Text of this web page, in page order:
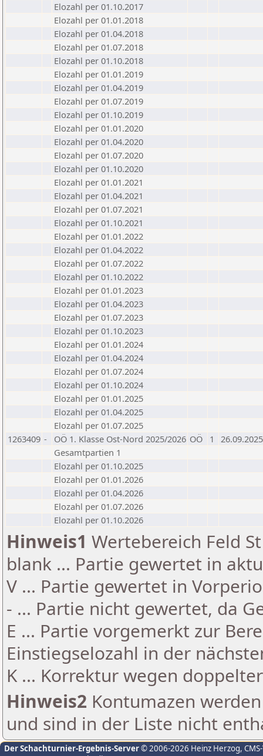
Elozahl per 01.10.2017
Elozahl per 01.01.2018
Elozahl per 01.04.2018
Elozahl per 01.07.2018
Elozahl per 01.10.2018
Elozahl per 01.01.2019
Elozahl per 01.04.2019
Elozahl per 01.07.2019
Elozahl per 01.10.2019
Elozahl per 01.01.2020
Elozahl per 01.04.2020
Elozahl per 01.07.2020
Elozahl per 01.10.2020
Elozahl per 01.01.2021
Elozahl per 01.04.2021
Elozahl per 01.07.2021
Elozahl per 01.10.2021
Elozahl per 01.01.2022
Elozahl per 01.04.2022
Elozahl per 01.07.2022
Elozahl per 01.10.2022
Elozahl per 01.01.2023
Elozahl per 01.04.2023
Elozahl per 01.07.2023
Elozahl per 01.10.2023
Elozahl per 01.01.2024
Elozahl per 01.04.2024
Elozahl per 01.07.2024
Elozahl per 01.10.2024
Elozahl per 01.01.2025
Elozahl per 01.04.2025
Elozahl per 01.07.2025
1263409 - OÖ 1. Klasse Ost-Nord 2025/2026 OÖ 1
26.09.2025
Gesamtpartien 1
Elozahl per 01.10.2025
Elozahl per 01.01.2026
Elozahl per 01.04.2026
Elozahl per 01.07.2026
Elozahl per 01.10.2026
Hinweis1 Wertebereich Feld
blank ... Partie gewertet in
V ... Partie gewertet in
- ... Partie nicht gewertet, da
E ... Partie vorgemerkt zur
Einstiegselozahl in der
K ... Korrektur wegen
Hinweis2 Kontumazen
und sind in der Liste nicht
Der Schachturnier-Ergebnis-Server© 2006-2026 Heinz Herzog,